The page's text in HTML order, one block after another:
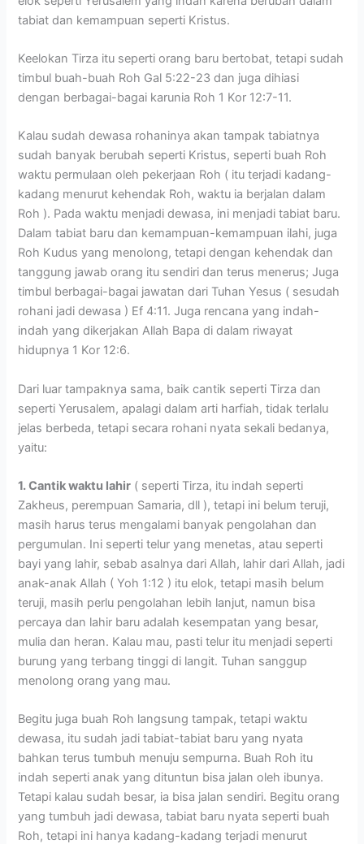
tabiat dan kemampuan seperti Kristus.
Keelokan Tirza itu seperti orang baru bertobat, tetapi sudah
timbul buah-buah Roh Gal 5:22-23 dan juga dihiasi
dengan berbagai-bagai karunia Roh 1 Kor 12:7-11.
Kalau sudah dewasa rohaninya akan tampak tabiatnya
sudah banyak berubah seperti Kristus, seperti buah Roh
waktu permulaan oleh pekerjaan Roh ( itu terjadi kadang-
kadang menurut kehendak Roh, waktu ia berjalan dalam
Roh ). Pada waktu menjadi dewasa, ini menjadi tabiat baru.
Dalam tabiat baru dan kemampuan-kemampuan ilahi, juga
Roh Kudus yang menolong, tetapi dengan kehendak dan
tanggung jawab orang itu sendiri dan terus menerus; Juga
timbul berbagai-bagai jawatan dari Tuhan Yesus ( sesudah
rohani jadi dewasa ) Ef 4:11. Juga rencana yang indah-
indah yang dikerjakan Allah Bapa di dalam riwayat
hidupnya 1 Kor 12:6.
Dari luar tampaknya sama, baik cantik seperti Tirza dan
seperti Yerusalem, apalagi dalam arti harfiah, tidak terlalu
jelas berbeda, tetapi secara rohani nyata sekali bedanya,
yaitu:
1. Cantik waktu lahir ( seperti Tirza, itu indah seperti
Zakheus, perempuan Samaria, dll ), tetapi ini belum teruji,
masih harus terus mengalami banyak pengolahan dan
pergumulan. Ini seperti telur yang menetas, atau seperti
bayi yang lahir, sebab asalnya dari Allah, lahir dari Allah, jadi
anak-anak Allah ( Yoh 1:12 ) itu elok, tetapi masih belum
teruji, masih perlu pengolahan lebih lanjut, namun bisa
percaya dan lahir baru adalah kesempatan yang besar,
mulia dan heran. Kalau mau, pasti telur itu menjadi seperti
burung yang terbang tinggi di langit. Tuhan sanggup
menolong orang yang mau.
Begitu juga buah Roh langsung tampak, tetapi waktu
dewasa, itu sudah jadi tabiat-tabiat baru yang nyata
bahkan terus tumbuh menuju sempurna. Buah Roh itu
indah seperti anak yang dituntun bisa jalan oleh ibunya.
Tetapi kalau sudah besar, ia bisa jalan sendiri. Begitu orang
yang tumbuh jadi dewasa, tabiat baru nyata seperti buah
Roh, tetapi ini hanya kadang-kadang terjadi menurut